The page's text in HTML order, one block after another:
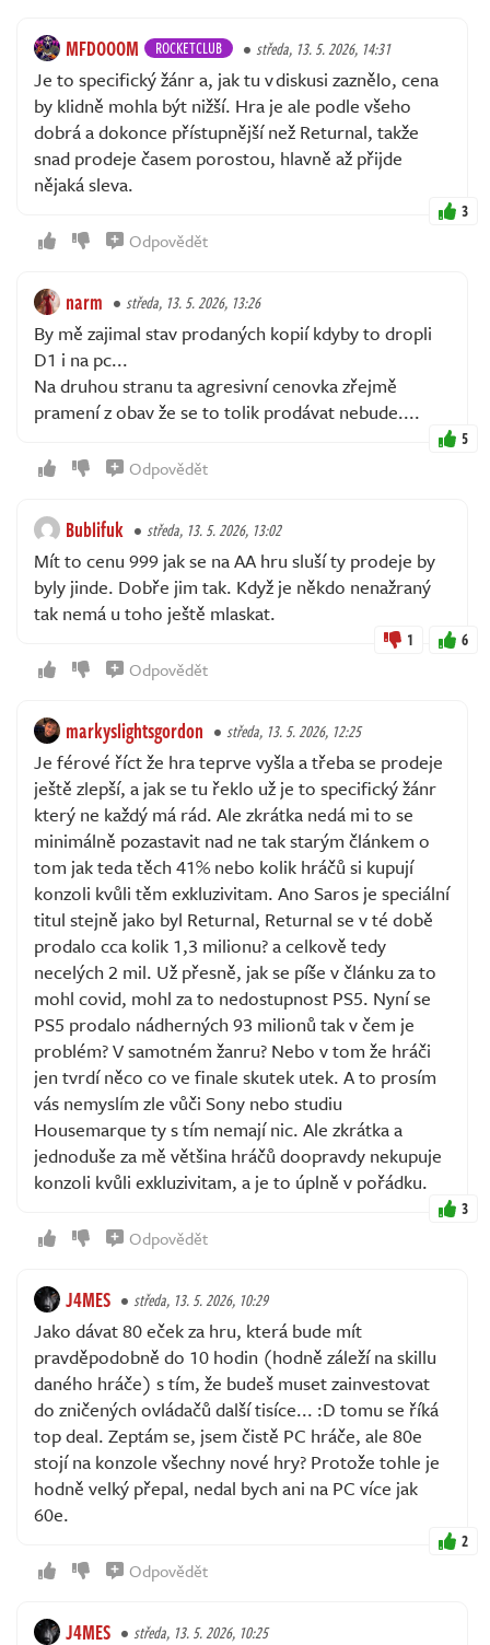
MFDOOOM ROCKETCLUB středa, 13. 5. 2026, 14:31
Je to specifický žánr a, jak tu v diskusi zaznělo, cena
by klidně mohla být nižší. Hra je ale podle všeho
dobrá a dokonce přístupnější než Returnal, takže
snad prodeje časem porostou, hlavně až přijde
nějaká sleva.
3
Odpovědět
narm středa, 13. 5. 2026, 13:26
By mě zajimal stav prodaných kopií kdyby to dropli
D1 i na pc...
Na druhou stranu ta agresivní cenovka zřejmě
pramení z obav že se to tolik prodávat nebude....
5
Odpovědět
Bublifuk středa, 13. 5. 2026, 13:02
Mít to cenu 999 jak se na AA hru sluší ty prodeje by
byly jinde. Dobře jim tak. Když je někdo nenažraný
tak nemá u toho ještě mlaskat.
1 6
Odpovědět
markyslightsgordon středa, 13. 5. 2026, 12:25
Je férové říct že hra teprve vyšla a třeba se prodeje
ještě zlepší, a jak se tu řeklo už je to specifický žánr
který ne každý má rád. Ale zkrátka nedá mi to se
minimálně pozastavit nad ne tak starým článkem o
tom jak teda těch 41% nebo kolik hráčů si kupují
konzoli kvůli těm exkluzivitam. Ano Saros je speciální
titul stejně jako byl Returnal, Returnal se v té době
prodalo cca kolik 1,3 milionu? a celkově tedy
necelých 2 mil. Už přesně, jak se píše v článku za to
mohl covid, mohl za to nedostupnost PS5. Nyní se
PS5 prodalo nádherných 93 milionů tak v čem je
problém? V samotném žanru? Nebo v tom že hráči
jen tvrdí něco co ve finale skutek utek. A to prosím
vás nemyslím zle vůči Sony nebo studiu
Housemarque ty s tím nemají nic. Ale zkrátka a
jednoduše za mě většina hráčů doopravdy nekupuje
konzoli kvůli exkluzivitam, a je to úplně v pořádku.
3
Odpovědět
J4MES středa, 13. 5. 2026, 10:29
Jako dávat 80 eček za hru, která bude mít
pravděpodobně do 10 hodin (hodně záleží na skillu
daného hráče) s tím, že budeš muset zainvestovat
do zničených ovládačů další tisíce... :D tomu se říká
top deal. Zeptám se, jsem čistě PC hráče, ale 80e
stojí na konzole všechny nové hry? Protože tohle je
hodně velký přepal, nedal bych ani na PC více jak
60e.
2
Odpovědět
J4MES středa, 13. 5. 2026, 10:25